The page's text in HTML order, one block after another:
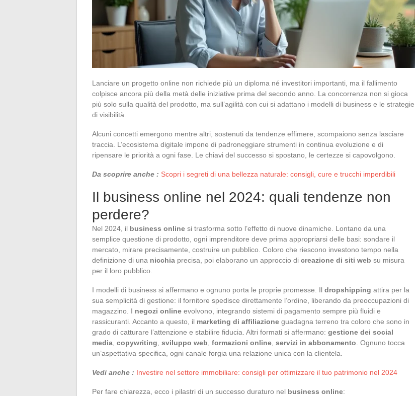
Lanciare un progetto online non richiede più un diploma né investitori importanti, ma il fallimento
colpisce ancora più della metà delle iniziative prima del secondo anno. La concorrenza non si gioca
più solo sulla qualità del prodotto, ma sull’agilità con cui si adattano i modelli di business e le strategie
di visibilità.
Alcuni concetti emergono mentre altri, sostenuti da tendenze effimere, scompaiono senza lasciare
traccia. L’ecosistema digitale impone di padroneggiare strumenti in continua evoluzione e di
ripensare le priorità a ogni fase. Le chiavi del successo si spostano, le certezze si capovolgono.
Da scoprire anche : Scopri i segreti di una bellezza naturale: consigli, cure e trucchi imperdibili
Il business online nel 2024: quali tendenze non
perdere?
Nel 2024, il business online si trasforma sotto l’effetto di nuove dinamiche. Lontano da una
semplice questione di prodotto, ogni imprenditore deve prima appropriarsi delle basi: sondare il
mercato, mirare precisamente, costruire un pubblico. Coloro che riescono investono tempo nella
definizione di una nicchia precisa, poi elaborano un approccio di creazione di siti web su misura
per il loro pubblico.
I modelli di business si affermano e ognuno porta le proprie promesse. Il dropshipping attira per la
sua semplicità di gestione: il fornitore spedisce direttamente l’ordine, liberando da preoccupazioni di
magazzino. I negozi online evolvono, integrando sistemi di pagamento sempre più fluidi e
rassicuranti. Accanto a questo, il marketing di affiliazione guadagna terreno tra coloro che sono in
grado di catturare l’attenzione e stabilire fiducia. Altri formati si affermano: gestione dei social
media copywriting sviluppo web formazioni online servizi in abbonamento . Ognuno tocca
un’aspettativa specifica, ogni canale forgia una relazione unica con la clientela.
Vedi anche : Investire nel settore immobiliare: consigli per ottimizzare il tuo patrimonio nel 2024
Per fare chiarezza, ecco i pilastri di un successo duraturo nel business online: